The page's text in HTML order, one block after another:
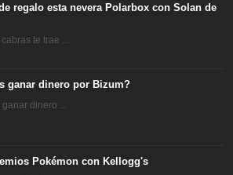
regalo esta nevera Polarbox con Solan de
te trae ...
ganar dinero por Bizum?
dinero ...
Pokémon con Kellogg's